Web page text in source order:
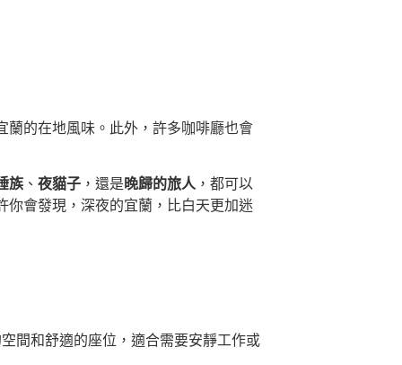
蘭的在地風味。此外，許多咖啡廳也會
族 、 夜貓子 ，還是 晚歸的旅人 ，都可以
你會發現，深夜的宜蘭，比白天更加迷
間和舒適的座位，適合需要安靜工作或